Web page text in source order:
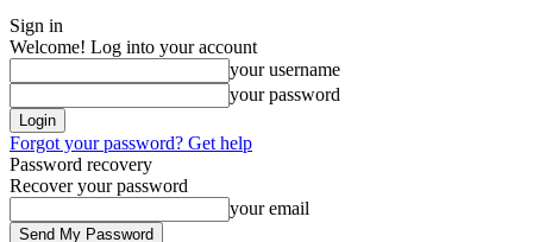
Sign in
Welcome! Log into your account
your username
your password
Forgot your password? Get help
Password recovery
Recover your password
your email